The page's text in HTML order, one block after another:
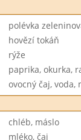
polévka
hovězí tokáň
rýže
paprika, okurka,
ovocný čaj, voda,
chléb, máslo
mléko, čaj